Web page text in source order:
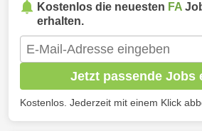
Kostenlos die neuesten FA
erhalten.
Jetzt passende Jobs
Kostenlos. Jederzeit mit einem Klick